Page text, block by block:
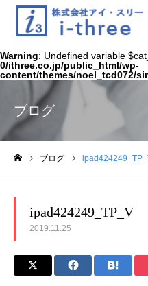
Warning: Undefined variable
0/ithree.co.jp/public_html/wp-
content/themes/noel_tcd072/
ブログ
ブログ
ipad424249_TP_V
2019.11.25